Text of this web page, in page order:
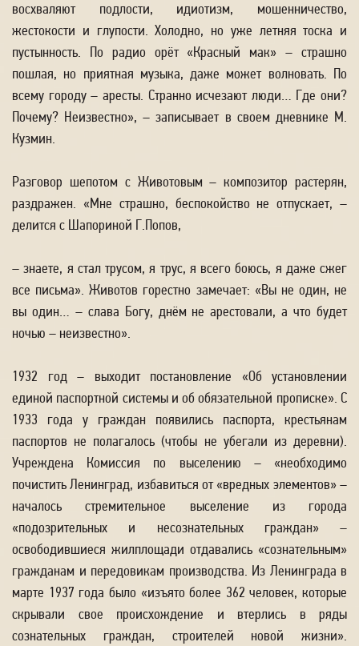
восхваляют подлости, идиотизм, мошенничество,
жестокости и глупости. Холодно, но уже летняя тоска и
пустынность. По радио орёт «Красный мак» – страшно
пошлая, но приятная музыка, даже может волновать. По
всему городу – аресты. Странно исчезают люди… Где они?
Почему? Неизвестно», – записывает в своем дневнике М.
Кузмин.
Разговор шепотом с Животовым – композитор растерян,
раздражен. «Мне страшно, беспокойство не отпускает, –
делится с Шапориной Г.Попов,
– знаете, я стал трусом, я трус, я всего боюсь, я даже сжег
все письма». Животов горестно замечает: «Вы не один, не
вы один… – слава Богу, днём не арестовали, а что будет
ночью – неизвестно».
1932 год – выходит постановление «Об установлении
единой паспортной системы и об обязательной прописке». С
1933 года у граждан появились паспорта, крестьянам
паспортов не полагалось (чтобы не убегали из деревни).
Учреждена Комиссия по выселению – «необходимо
почистить Ленинград, избавиться от «вредных элементов» –
началось стремительное выселение из города
«подозрительных и несознательных граждан» –
освободившиеся жилплощади отдавались «сознательным»
гражданам и передовикам производства. Из Ленинграда в
марте 1937 года было «изъято более 362 человек, которые
скрывали свое происхождение и втерлись в ряды
сознательных граждан, строителей новой жизни».